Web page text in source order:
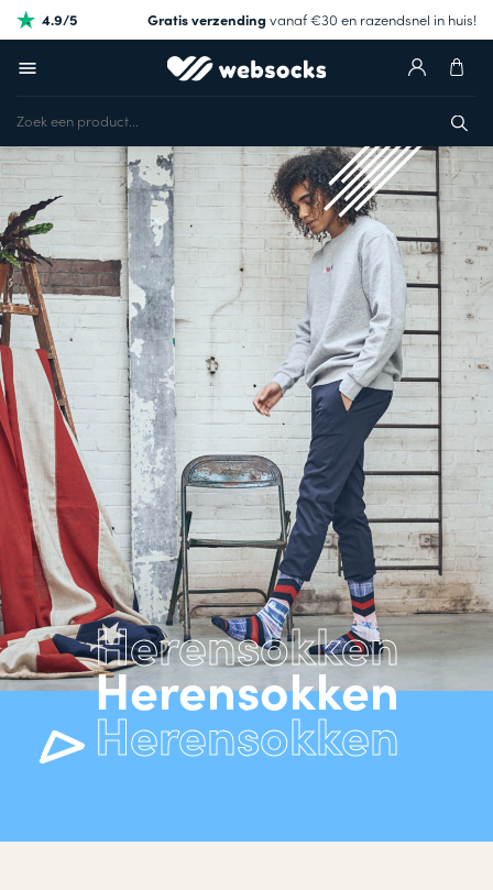
4.9/5 Gratis verzendingvanaf €30 en razendsnel in huis!
Herensokken